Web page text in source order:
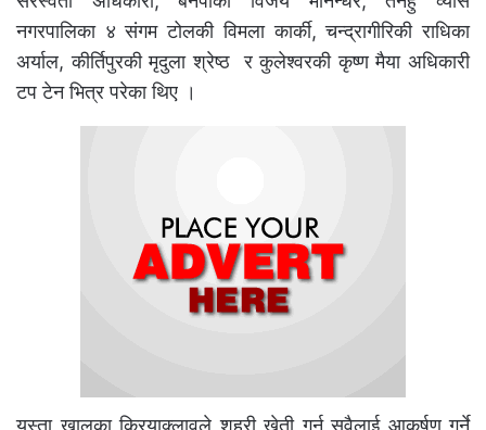
नगरपालिका ४ संगम टोलकी विमला कार्की, चन्द्रागीरिकी राधिका
अर्याल, कीर्तिपुरकी मृदुला श्रेष्ठ र कुलेश्वरकी कृष्ण मैया अधिकारी
टप टेन भित्र परेका थिए ।
यस्ता खालका क्रियाक्लावले शहरी खेती गर्न सवैलाई आकर्षण गर्ने